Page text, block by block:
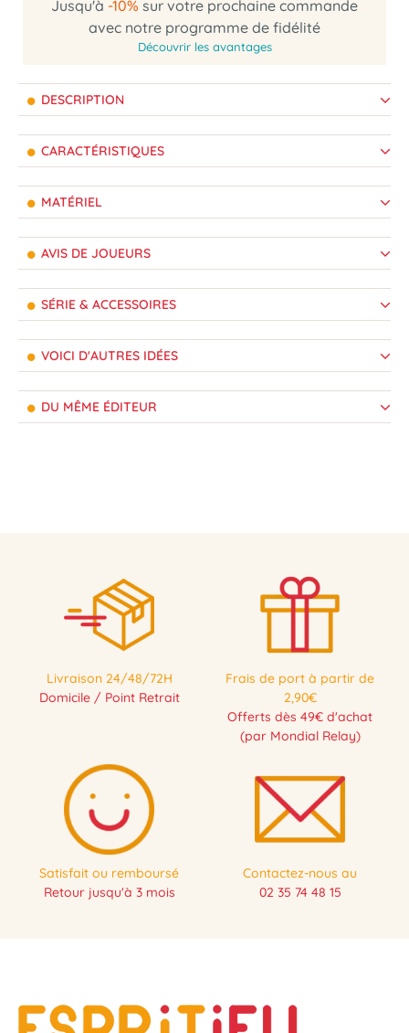
Jusqu'à -10% sur votre prochaine commande
avec notre programme de fidélité
Découvrir les avantages
DESCRIPTION
CARACTÉRISTIQUES
MATÉRIEL
AVIS DE JOUEURS
SÉRIE & ACCESSOIRES
VOICI D'AUTRES IDÉES
DU MÊME ÉDITEUR
Livraison 24/48/72H
Domicile / Point Retrait
Frais de port à partir de
2,90€
Offerts dès 49€ d'achat
(par Mondial Relay)
Satisfait ou remboursé
Retour jusqu'à 3 mois
Contactez-nous au
02 35 74 48 15